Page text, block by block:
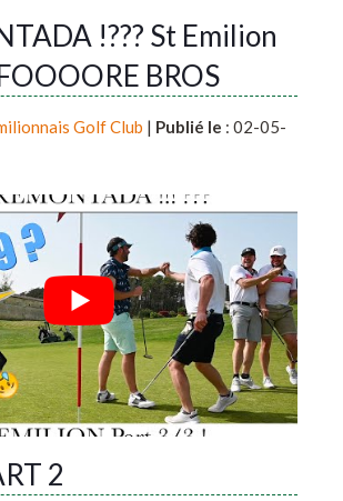
!??? St Emilion
BROS
Golf Club | Publié le : 02-05-
2